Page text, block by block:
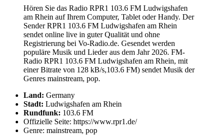
Hören Sie das Radio RPR1 103.6 FM Ludwigshafen
am Rhein auf Ihrem Computer, Tablet oder Handy. Der
Sender RPR1 103.6 FM Ludwigshafen am Rhein
sendet online live in guter Qualität und ohne
Registrierung bei Vo-Radio.de. Gesendet werden
populäre Musik und Lieder aus dem Jahr 2026. FM-
Radio RPR1 103.6 FM Ludwigshafen am Rhein, mit
einer Bitrate von 128 kB/s,103.6 FM) sendet Musik der
Genres mainstream, pop.
Land: Germany
Stadt: Ludwigshafen am Rhein
Rundfunk: 103.6 FM
Offizielle Seite: https://www.rpr1.de/
Genre: mainstream, pop